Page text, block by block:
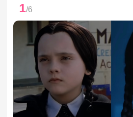
1/6